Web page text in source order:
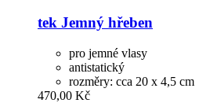
tek Jemný hřeben
pro jemné vlasy
antistatický
rozměry: cca 20 x 4,5 cm
470,00 Kč